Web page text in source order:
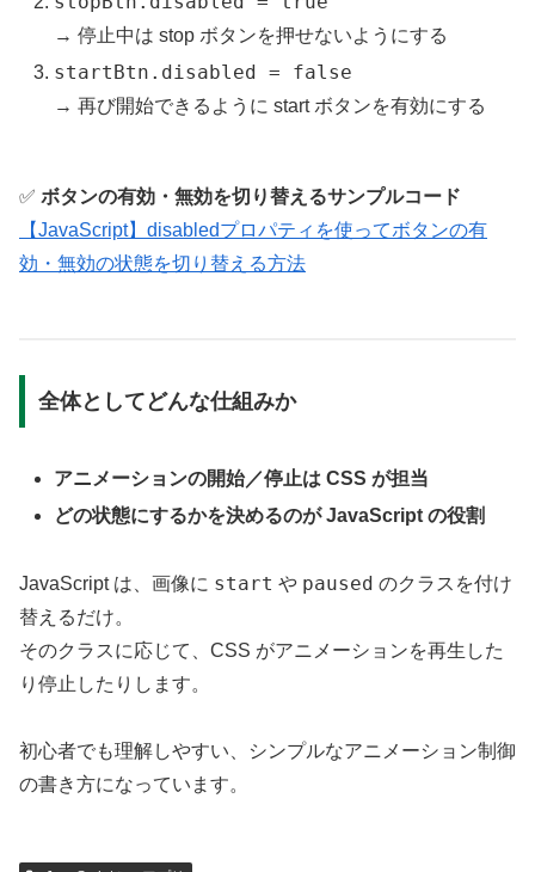
→ 停止中は stop ボタンを押せないようにする
startBtn.disabled = false
→ 再び開始できるように start ボタンを有効にする
✅ ボタンの有効・無効を切り替えるサンプルコード
【JavaScript】disabledプロパティを使ってボタンの有
効・無効の状態を切り替える方法
全体としてどんな仕組みか
アニメーションの開始／停止は CSS が担当
どの状態にするかを決めるのが JavaScript の役割
JavaScript は、画像に start や paused のクラスを付け
替えるだけ。
そのクラスに応じて、CSS がアニメーションを再生した
り停止したりします。
初心者でも理解しやすい、シンプルなアニメーション制御
の書き方になっています。